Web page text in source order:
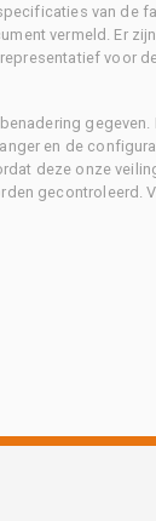
van de
vermeld. Er
voor
en de
deze onze
gecontroleerd.